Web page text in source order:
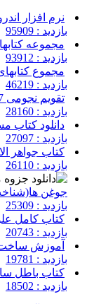
نرم افزار
بازدید : 95909
مجموعه
بازدید : 93912
مجموع
بازدید : 46219
تقویم نجومی 97
بازدید : 28160
دانلود کتاب
بازدید : 27097
کتاب جواهر
بازدید : 26110
جوغن
بازدید : 25309
کتاب کامل
بازدید : 20743
آموزش ساخت
بازدید : 19781
کتاب باطل
بازدید : 18502